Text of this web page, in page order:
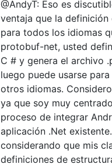
@AndyT: Eso es
ventaja que la definición
para todos los idiomas
protobuf-net, usted
C # y genera el archivo
luego puede usarse
otros idiomas.
ya que soy muy
proceso de integrar
aplicación .Net
considerando que mis
definiciones de